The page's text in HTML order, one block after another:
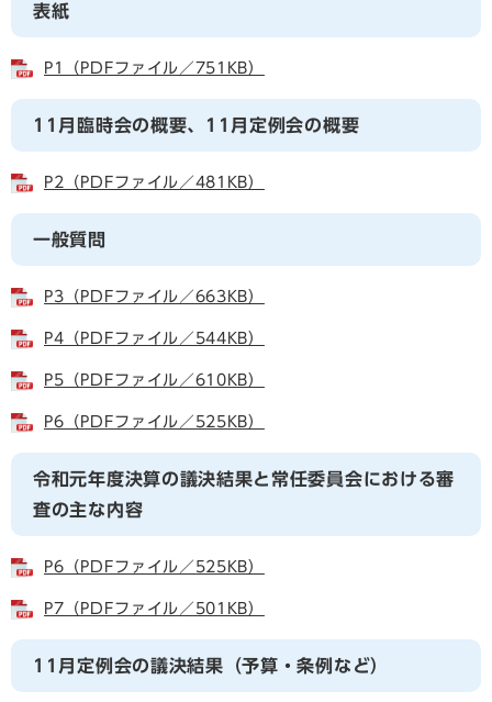
表紙
P1（PDFファイル／751KB）
11月臨時会の概要、11月定例会の概要
P2（PDFファイル／481KB）
一般質問
P3（PDFファイル／663KB）
P4（PDFファイル／544KB）
P5（PDFファイル／610KB）
P6（PDFファイル／525KB）
令和元年度決算の議決結果と常任委員会における審
査の主な内容
P6（PDFファイル／525KB）
P7（PDFファイル／501KB）
11月定例会の議決結果（予算・条例など）